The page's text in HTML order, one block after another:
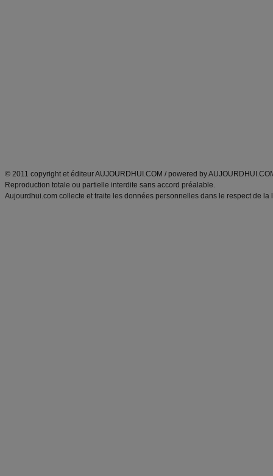
© 2011 copyright et éditeur AUJOURDHUI.COM / powered by
Reproduction totale ou partielle interdite sans accord préalable.
Aujourdhui.com collecte et traite les données personnelles dans le respect de